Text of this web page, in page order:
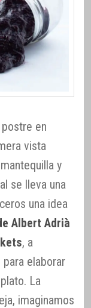
en
vista
y
se lleva una
una idea
Albert Adrià
, a
elaborar
La
imaginamos